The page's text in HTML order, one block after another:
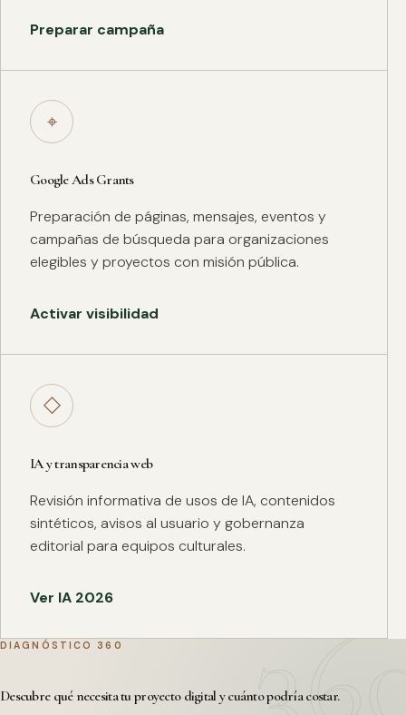
Preparar campaña
⌖
Google Ads Grants
Preparación de páginas, mensajes, eventos y
campañas de búsqueda para organizaciones
elegibles y proyectos con misión pública.
Activar visibilidad
◇
IA y transparencia web
Revisión informativa de usos de IA, contenidos
sintéticos, avisos al usuario y gobernanza
editorial para equipos culturales.
Ver IA 2026
DIAGNÓSTICO 360
Descubre qué necesita tu proyecto digital y cuánto podría costar.